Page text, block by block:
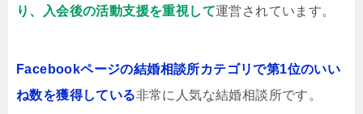
り、入会後の活動支援を重視して運営されています。
Facebookページの結婚相談所カテゴリで第1位のいい
ね数を獲得している非常に人気な結婚相談所です。